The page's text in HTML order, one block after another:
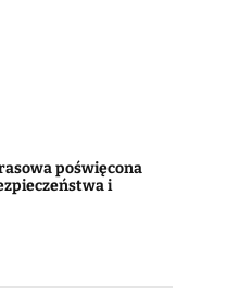
poświęcona
i